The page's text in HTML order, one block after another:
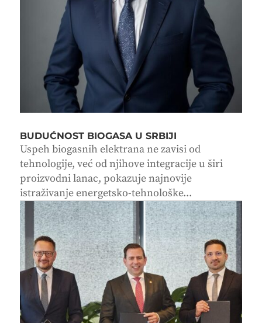
BUDUĆNOST BIOGASA U SRBIJI
Uspeh biogasnih elektrana ne zavisi od
tehnologije, već od njihove integracije u širi
proizvodni lanac, pokazuje najnovije
istraživanje energetsko-tehnološke...